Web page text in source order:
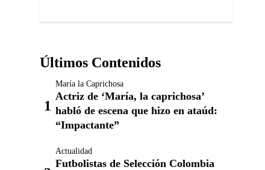
Últimos Contenidos
María la Caprichosa
Actriz de ‘María, la caprichosa’
habló de escena que hizo en ataúd:
“Impactante”
Actualidad
Futbolistas de Selección Colombia